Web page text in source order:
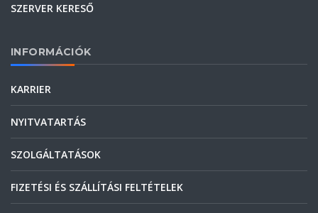
SZERVER KERESŐ
INFORMÁCIÓK
KARRIER
NYITVATARTÁS
SZOLGÁLTATÁSOK
FIZETÉSI ÉS SZÁLLÍTÁSI FELTÉTELEK